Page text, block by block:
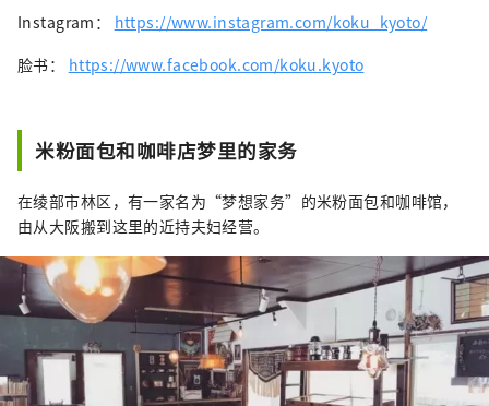
Instagram： https://www.instagram.com/koku_kyoto/
脸书： https://www.facebook.com/koku.kyoto
米粉面包和咖啡店梦里的家务
在绫部市林区，有一家名为“梦想家务”的米粉面包和咖啡馆，
由从大阪搬到这里的近持夫妇经营。